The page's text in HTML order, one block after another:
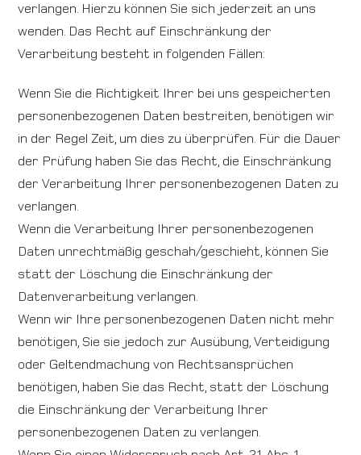
verlangen. Hierzu können Sie sich jederzeit an uns
wenden. Das Recht auf Einschränkung der
Verarbeitung besteht in folgenden Fällen:
Wenn Sie die Richtigkeit Ihrer bei uns gespeicherten
personenbezogenen Daten bestreiten, benötigen wir
in der Regel Zeit, um dies zu überprüfen. Für die Dauer
der Prüfung haben Sie das Recht, die Einschränkung
der Verarbeitung Ihrer personenbezogenen Daten zu
verlangen.
Wenn die Verarbeitung Ihrer personenbezogenen
Daten unrechtmäßig geschah/geschieht, können Sie
statt der Löschung die Einschränkung der
Datenverarbeitung verlangen.
Wenn wir Ihre personenbezogenen Daten nicht mehr
benötigen, Sie sie jedoch zur Ausübung, Verteidigung
oder Geltendmachung von Rechtsansprüchen
benötigen, haben Sie das Recht, statt der Löschung
die Einschränkung der Verarbeitung Ihrer
personenbezogenen Daten zu verlangen.